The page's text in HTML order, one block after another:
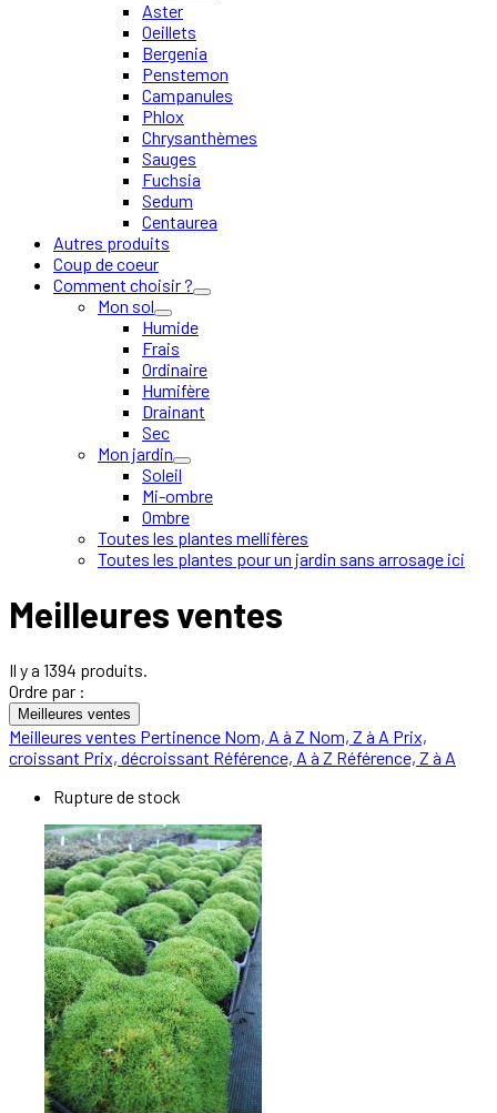
Aster
Oeillets
Bergenia
Penstemon
Campanules
Phlox
Chrysanthèmes
Sauges
Fuchsia
Sedum
Centaurea
Autres produits
Coup de coeur
Comment choisir ?
Mon sol
Humide
Frais
Ordinaire
Humifère
Drainant
Sec
Mon jardin
Soleil
Mi-ombre
Ombre
Toutes les plantes mellifères
Toutes les plantes pour un jardin sans arrosage ici
Meilleures ventes
Il y a 1394 produits.
Ordre par :
Meilleures ventes
Meilleures ventes Pertinence Nom, A à Z Nom, Z à A Prix,
croissant Prix, décroissant Référence, A à Z Référence, Z à A
Rupture de stock